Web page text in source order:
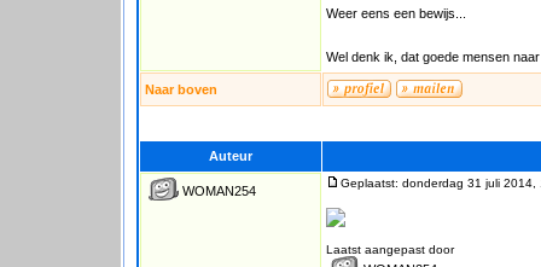
Weer eens een bewijs...
Wel denk ik, dat goede mensen
Naar boven
Auteur
WOMAN254
Geplaatst: donderdag 31 juli 2014,
Laatst aangepast door